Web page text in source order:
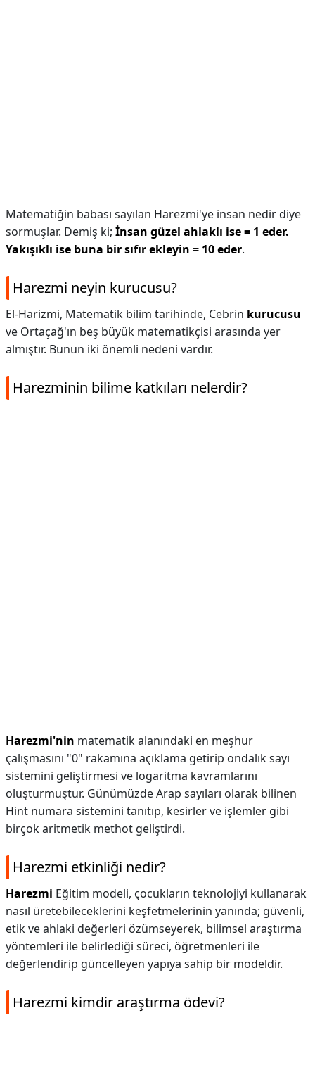
Matematiğin babası sayılan Harezmi'ye insan nedir diye
sormuşlar. Demiş ki; İnsan güzel ahlaklı ise = 1 eder.
Yakışıklı ise buna bir sıfır ekleyin = 10 eder.
Harezmi neyin kurucusu?
El-Harizmi, Matematik bilim tarihinde, Cebrin kurucusu
ve Ortaçağ'ın beş büyük matematikçisi arasında yer
almıştır. Bunun iki önemli nedeni vardır.
Harezminin bilime katkıları nelerdir?
Harezmi'nin matematik alanındaki en meşhur
çalışmasını "0" rakamına açıklama getirip ondalık sayı
sistemini geliştirmesi ve logaritma kavramlarını
oluşturmuştur. Günümüzde Arap sayıları olarak bilinen
Hint numara sistemini tanıtıp, kesirler ve işlemler gibi
birçok aritmetik methot geliştirdi.
Harezmi etkinliği nedir?
Harezmi Eğitim modeli, çocukların teknolojiyi kullanarak
nasıl üretebileceklerini keşfetmelerinin yanında; güvenli,
etik ve ahlaki değerleri özümseyerek, bilimsel araştırma
yöntemleri ile belirlediği süreci, öğretmenleri ile
değerlendirip güncelleyen yapıya sahip bir modeldir.
Harezmi kimdir araştırma ödevi?